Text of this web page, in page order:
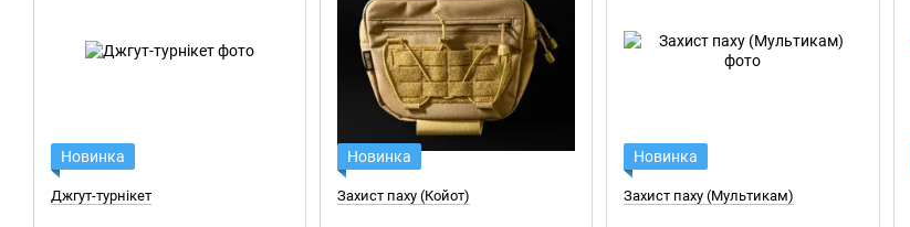
Новинка
Джгут-турнікет
Новинка
Захист паху (Койот)
Новинка
Захист паху (Мультикам)